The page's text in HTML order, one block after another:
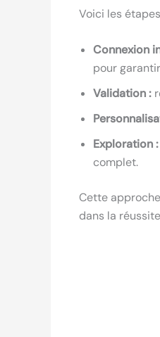
Voici les
Connexion
pour
Validation :
Exploration :
complet.
Cette
dans la